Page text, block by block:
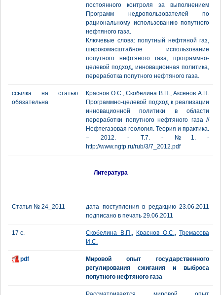
постоянного контроля за выполнением
Программ недропользователей по
рациональному использованию попутного
нефтяного газа.
Ключевые слова: попутный нефтяной газ,
широкомасштабное использование
попутного нефтяного газа, программно-
целевой подход, инновационная политика,
переработка попутного нефтяного газа.
ссылка на статью
обязательна
Краснов О.С., Скобелина В.П., Аксенов А.Н.
Программно-целевой подход к реализации
инновационной политики в области
переработки попутного нефтяного газа //
Нефтегазовая геология. Теория и практика.
– 2012. - Т.7. - №1. -
http://www.ngtp.ru/rub/3/7_2012.pdf
Литература
Статья № 24_2011
дата поступления в редакцию 23.06.2011
подписано в печать 29.06.2011
17 с. Скобелина В.П., Краснов О.С., Тремасова
И.С.
pdf
Мировой опыт государственного
регулирования сжигания и выброса
попутного нефтяного газа